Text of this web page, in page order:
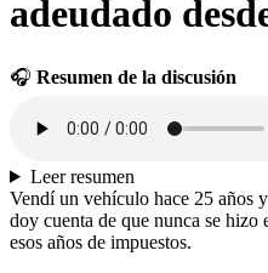
adeudado
🎧 Resumen de la discusión
Leer resumen
Vendí un vehículo hace 25 años
doy cuenta de que nunca se hizo
esos años de impuestos.